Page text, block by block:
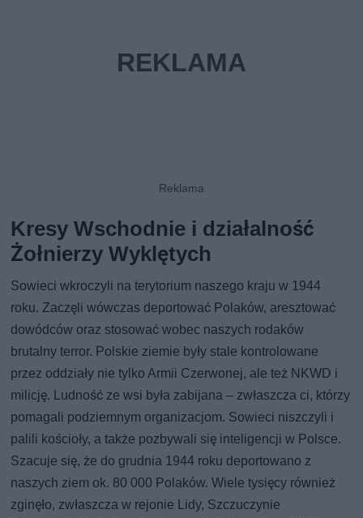
Kresy Wschodnie i działalność
Żołnierzy Wyklętych
Sowieci wkroczyli na terytorium naszego kraju w 1944
roku. Zaczęli wówczas deportować Polaków, aresztować
dowódców oraz stosować wobec naszych rodaków
brutalny terror. Polskie ziemie były stale kontrolowane
przez oddziały nie tylko Armii Czerwonej, ale też NKWD i
milicję. Ludność ze wsi była zabijana – zwłaszcza ci, którzy
pomagali podziemnym organizacjom. Sowieci niszczyli i
palili kościoły, a także pozbywali się inteligencji w Polsce.
Szacuje się, że do grudnia 1944 roku deportowano z
naszych ziem ok. 80 000 Polaków. Wiele tysięcy również
zginęło, zwłaszcza w rejonie Lidy, Szczuczynie